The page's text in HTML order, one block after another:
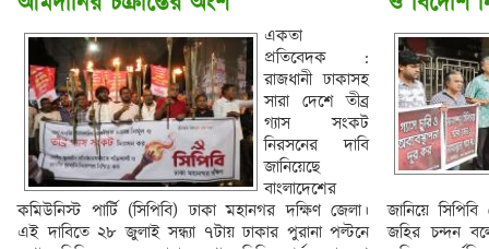
একতা
প্রতিবেদক :
রাজধানী ঢাকাসহ
সারা দেশে তীব্র
গ্যাস সংকট
নিরসনের দাবি
জানিয়েছে
বাংলাদেশের
কমিউনিস্ট পার্টি (সিপিবি) ঢাকা মহানগর দক্ষিণ জেলা।
এই দাবিতে ২৮ জুলাই সন্ধ্যা ৭টায় ঢাকার পুরানা পল্টনে
জানিয়ে
জহির চন্দন